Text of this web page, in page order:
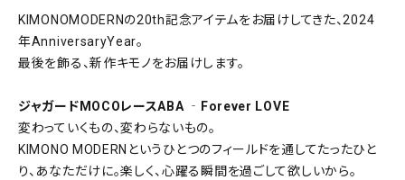
KIMONOMODERNの20th記念アイテムをお届けしてきた、2024
年AnniversaryYear。
最後を飾る、新作キモノをお届けします。
ジャガードMOCOレースABA ‐Forever LOVE
変わっていくもの、変わらないもの。
KIMONO MODERNというひとつのフィールドを通してたったひと
り、あなただけに。楽しく、心躍る瞬間を過ごして欲しいから。